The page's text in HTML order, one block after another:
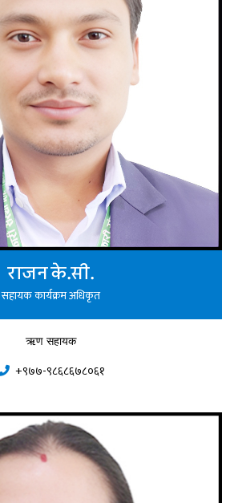
राजन के.सी.
सहायक कार्यक्रम अधिकृत
ऋण सहायक
+९७७-९८६८६७८०६१